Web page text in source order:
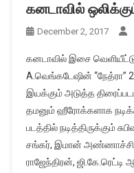
கனடாவில்
December 2, 2017
கனடாவில் இசை
A.வெங்கடேஷின்
இயக்கும் அடுத்த
தமனும் ஹீரோக்களாக
படத்தில் நடித்திருக்கும்
சங்கர், இமான்
ராஜேந்திரன்,